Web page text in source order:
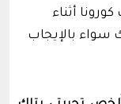
أثناء
سواء بالإيجاب